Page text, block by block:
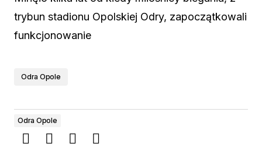
trybun stadionu Opolskiej Odry, zapoczątkowali
funkcjonowanie
Odra Opole
Odra Opole